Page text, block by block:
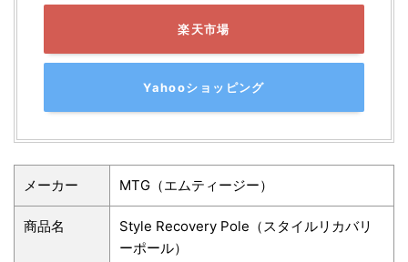
楽天市場
Yahooショッピング
メーカー MTG（エムティージー）
商品名
Style Recovery Pole（スタイルリカバリ
ーポール）